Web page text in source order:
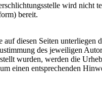
wird nicht
bereit.
diesen Seiten
des jeweiligen
wurden, werden die
einen entsprechenden